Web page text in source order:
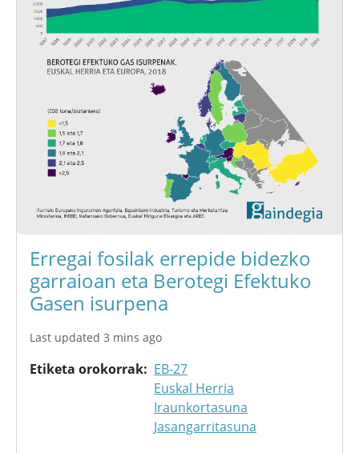
Erregai fosilak errepide bidezko
garraioan eta Berotegi Efektuko
Gasen isurpena
Last updated 3 mins ago
Etiketa orokorrak
EB-27
Euskal Herria
Iraunkortasuna
Jasangarritasuna